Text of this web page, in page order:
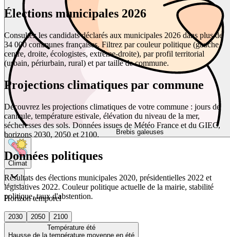
Brebis galeuses
Climat
Horizon temporel
2030 2050
2100
Température été
Hausse de la température moyenne en été
Élections municipales 2026
Consultez les candidats déclarés aux municipales 2026 dans plus de
34 000 communes françaises. Filtrez par couleur politique (gauche,
centre, droite, écologistes, extrême-droite), par profil territorial
(urbain, périurbain, rural) et par taille de commune.
Projections climatiques par commune
Découvrez les projections climatiques de votre commune : jours de
canicule, température estivale, élévation du niveau de la mer,
sécheresses des sols. Données issues de Météo France et du GIEC,
horizons 2030, 2050 et 2100.
Données politiques
Résultats des élections municipales 2020, présidentielles 2022 et
législatives 2022. Couleur politique actuelle de la mairie, stabilité
politique, taux d'abstention.